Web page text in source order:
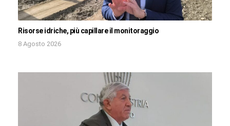
Risorse idriche, più capillare il monitoraggio
8 Agosto 2026